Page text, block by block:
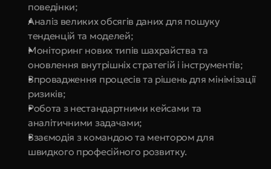
поведінки;
Аналіз великих обсягів даних для пошуку
тенденцій та моделей;
Моніторинг нових типів шахрайства та
оновлення внутрішніх стратегій і інструментів;
Впровадження процесів та рішень для мінімізації
ризиків;
Робота з нестандартними кейсами та
аналітичними задачами;
Взаємодія з командою та ментором для
швидкого професійного розвитку.